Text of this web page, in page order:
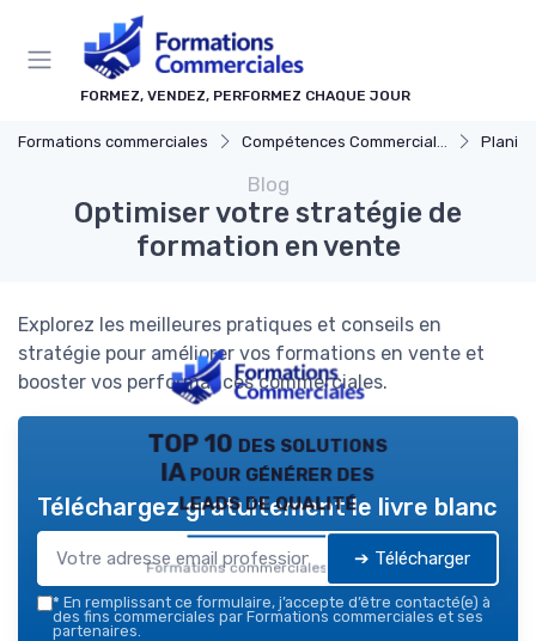
FORMEZ, VENDEZ, PERFORMEZ CHAQUE JOUR
Formations commerciales Compétences Commerciales Clés
Blog
Optimiser votre stratégie de
formation en vente
Explorez les meilleures pratiques et conseils en
stratégie pour améliorer vos formations en vente et
booster vos performances commerciales.
TOP 10 des solutions
IA pour générer des
leads de qualité
Formations commerciales — 2026
Téléchargez gratuitement le livre blanc
➔ Télécharger
* En remplissant ce formulaire, j’accepte d’être contacté(e) à
des fins commerciales par Formations commerciales et ses
partenaires.
Panneau de gestion des cookies